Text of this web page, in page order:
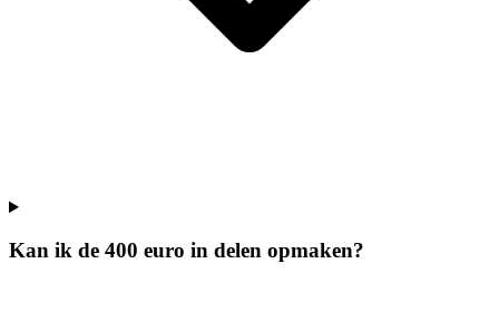
Kan ik de 400 euro in delen opmaken?